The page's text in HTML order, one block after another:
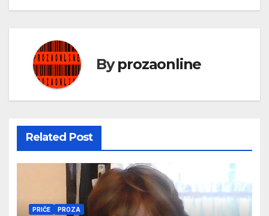
Byprozaonline
Related Post
PRIČE PROZA